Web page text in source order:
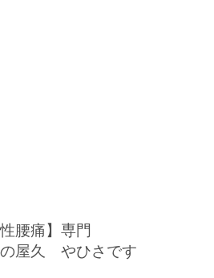
腰痛】専門
屋久 やひさです